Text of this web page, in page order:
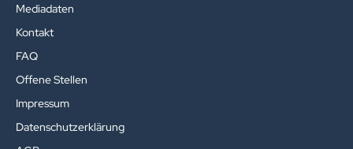
Mediadaten
Kontakt
FAQ
Offene Stellen
Impressum
Datenschutzerklärung